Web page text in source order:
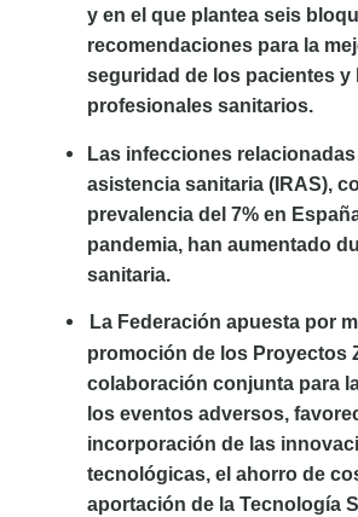
y en el que plantea seis
recomendaciones para la
seguridad de los pacientes y
profesionales sanitarios.
Las infecciones
asistencia sanitaria (IRAS),
prevalencia del 7% en
pandemia, han aumentado
sanitaria.
La Federación apuesta por
promoción de los Proyectos
colaboración conjunta para
los eventos adversos,
incorporación de las
tecnológicas, el ahorro de
aportación de la Tecnología